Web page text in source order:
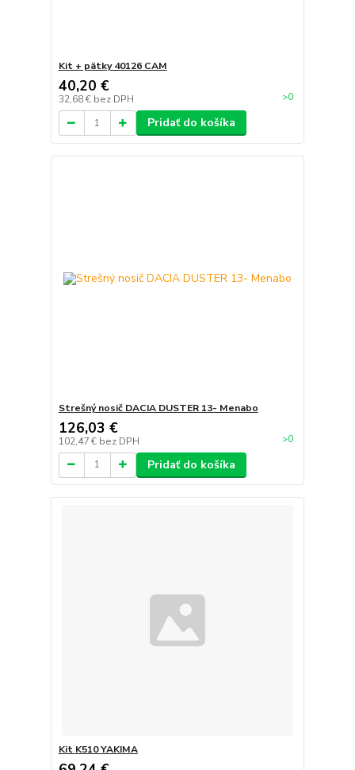
Kit + pätky 40126 CAM
40,20 €
32,68 € bez DPH >0
Pridať do košíka
Strešný nosič DACIA DUSTER 13- Menabo
126,03 €
102,47 € bez DPH >0
Pridať do košíka
Kit K510 YAKIMA